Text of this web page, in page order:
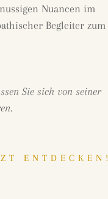
Nuancen im
Begleiter zum
Sie sich von seiner
ENTDECKEN!